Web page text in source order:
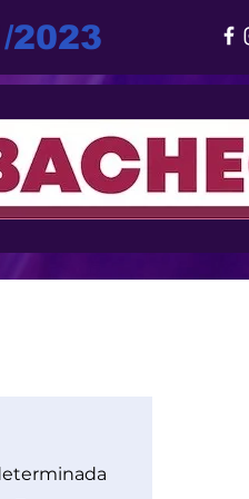
2023